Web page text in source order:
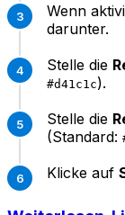
Wenn
darunter.
Stelle die
#d41c1c).
Stelle die
(Standard:
Klicke auf